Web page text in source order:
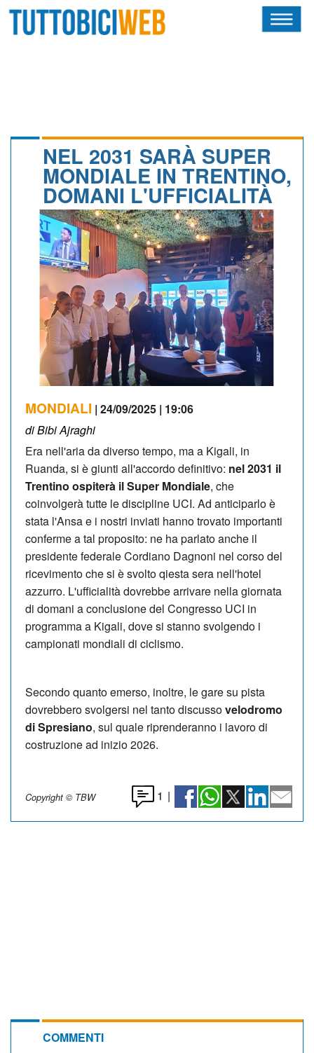
CALENDARIO
OSCAR
ALBI D'ORO
NEWSLETTER
NEL 2031 SARÀ SUPER
MONDIALE IN TRENTINO,
DOMANI L'UFFICIALITÀ
MONDIALI | 24/09/2025 | 19:06
di Bibi Ajraghi
Era nell'aria da diverso tempo, ma a Kigali, in
Ruanda, si è giunti all'accordo definitivo: nel 2031 il
Trentino ospiterà il Super Mondiale, che
coinvolgerà tutte le discipline UCI. Ad anticiparlo è
stata l'Ansa e i nostri inviati hanno trovato importanti
conferme a tal proposito: ne ha parlato anche il
presidente federale Cordiano Dagnoni nel corso del
ricevimento che si è svolto qiesta sera nell'hotel
azzurro. L'ufficialità dovrebbe arrivare nella giornata
di domani a conclusione del Congresso UCI in
programma a Kigali, dove si stanno svolgendo i
campionati mondiali di ciclismo.
Secondo quanto emerso, inoltre, le gare su pista
dovrebbero svolgersi nel tanto discussovelodromo
di Spresiano, sul quale riprenderanno i lavoro di
costruzione ad inizio 2026.
Copyright © TBW 1 |
COMMENTI